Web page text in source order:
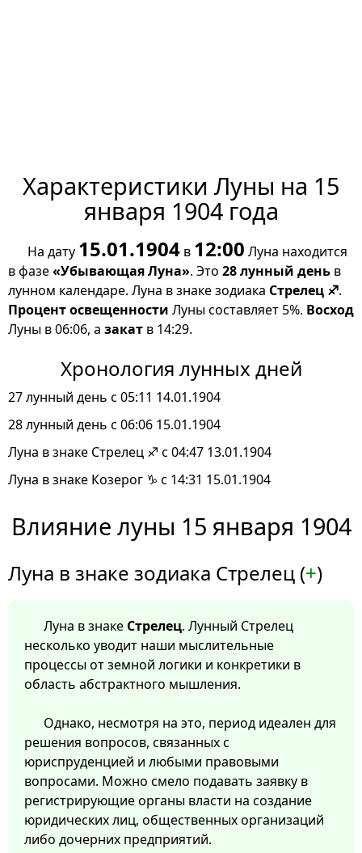
Характеристики Луны на 15
января 1904 года
На дату 15.01.1904 в 12:00 Луна находится
в фазе«Убывающая Луна». Это 28 лунный день в
лунном календаре. Луна в знаке зодиака Стрелец ♐.
Процент освещенности Луны составляет 5%. Восход
Луны в 06:06, а закат в 14:29.
Хронология лунных дней
27 лунный день с 05:11 14.01.1904
28 лунный день с 06:06 15.01.1904
Луна в знаке Стрелец ♐ с 04:47 13.01.1904
Луна в знаке Козерог ♑ с 14:31 15.01.1904
Влияние луны 15 января 1904
Луна в знаке зодиака Стрелец (+)
Луна в знаке Стрелец. Лунный Стрелец
несколько уводит наши мыслительные
процессы от земной логики и конкретики в
область абстрактного мышления.
Однако, несмотря на это, период идеален для
решения вопросов, связанных с
юриспруденцией и любыми правовыми
вопросами. Можно смело подавать заявку в
регистрирующие органы власти на создание
юридических лиц, общественных организаций
либо дочерних предприятий.